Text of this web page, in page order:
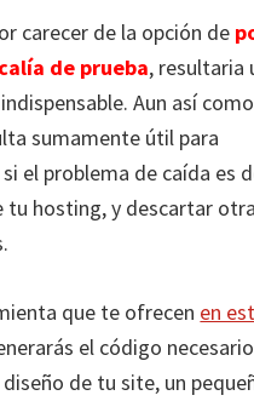
carecer de la opción de
de prueba, resultaria
Aun así como
sumamente útil para
el problema de caída es
tu hosting, y descartar
que te ofrecen en
el código
de tu site, un